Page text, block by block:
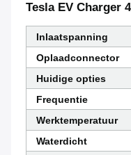
Tesla EV Charger
Inlaatspanning
Oplaadconnector
Huidige opties
Frequentie
Werktemperatuur
Waterdicht